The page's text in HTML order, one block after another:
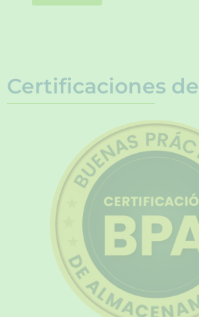
Certificaciones de